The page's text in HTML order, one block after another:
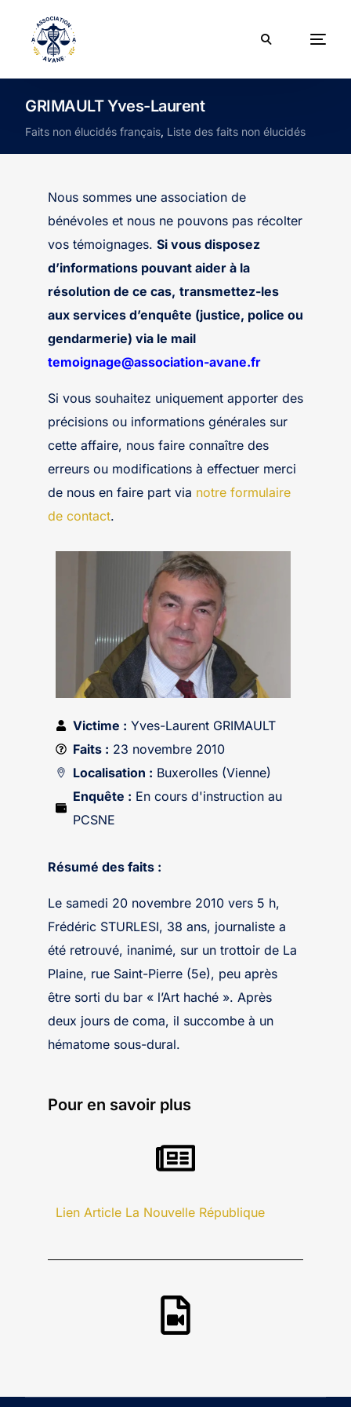
GRIMAULT Yves-Laurent
Faits non élucidés français, Liste des faits non élucidés
Nous sommes une association de
bénévoles et nous ne pouvons pas récolter
vos témoignages. Si vous disposez
d’informations pouvant aider à la
résolution de ce cas, transmettez-les
aux services d’enquête (justice, police ou
gendarmerie) via le mail
temoignage@association-avane.fr
Si vous souhaitez uniquement apporter des
précisions ou informations générales sur
cette affaire, nous faire connaître des
erreurs ou modifications à effectuer merci
de nous en faire part via notre formulaire
de contact.
Victime : Yves-Laurent GRIMAULT
Faits : 23 novembre 2010
Localisation : Buxerolles (Vienne)
Enquête : En cours d'instruction au
PCSNE
Résumé des faits :
Le samedi 20 novembre 2010 vers 5 h,
Frédéric STURLESI, 38 ans, journaliste a
été retrouvé, inanimé, sur un trottoir de La
Plaine, rue Saint-Pierre (5e), peu après
être sorti du bar « l’Art haché ». Après
deux jours de coma, il succombe à un
hématome sous-dural.
Pour en savoir plus
Lien Article La Nouvelle République